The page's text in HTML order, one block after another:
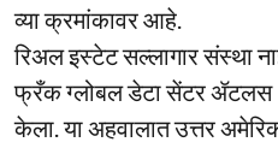
व्या क्रमांकावर आहे.
रिअल इस्टेट सल्लागार संस्था
फ्रँक ग्लोबल डेटा सेंटर ॲटलस
केला. या अहवालात उत्तर